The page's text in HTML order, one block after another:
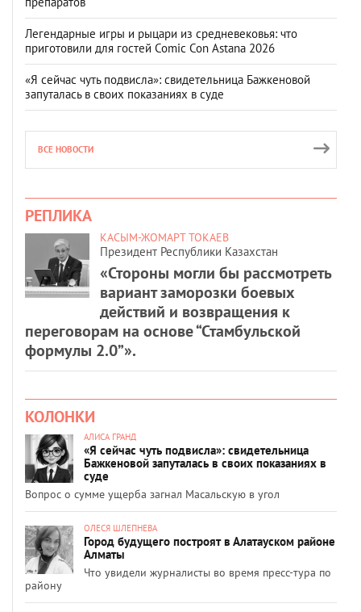
Легендарные игры и рыцари из средневековья: что
приготовили для гостей Comic Con Astana 2026
«Я сейчас чуть подвисла»: свидетельница Бажкеновой
запуталась в своих показаниях в суде
ВСЕ НОВОСТИ
РЕПЛИКА
КАСЫМ-ЖОМАРТ ТОКАЕВ
Президент Республики Казахстан
«Стороны могли бы рассмотреть
вариант заморозки боевых
действий и возвращения к
переговорам на основе “Стамбульской
формулы 2.0”».
КОЛОНКИ
АЛИСА ГРАНД
«Я сейчас чуть подвисла»: свидетельница
Бажкеновой запуталась в своих показаниях в
суде
Вопрос о сумме ущерба загнал Масальскую в угол
ОЛЕСЯ ШЛЕПНЕВА
Город будущего построят в Алатауском районе
Алматы
Что увидели журналисты во время пресс-тура по
району